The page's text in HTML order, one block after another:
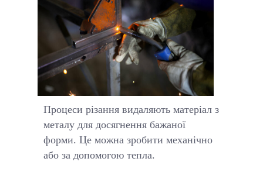
Процеси різання видаляють матеріал з
металу для досягнення бажаної
форми. Це можна зробити механічно
або за допомогою тепла.